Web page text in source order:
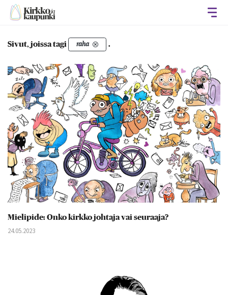
Sivut, joissa tagi raha .
Mielipide: Onko kirkko johtaja vai seuraaja?
24.05.2023